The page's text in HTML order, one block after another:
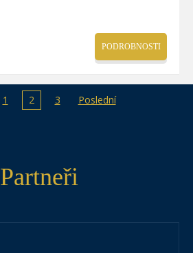
PODROBNOSTI
1 2 3 Poslední
Partneři